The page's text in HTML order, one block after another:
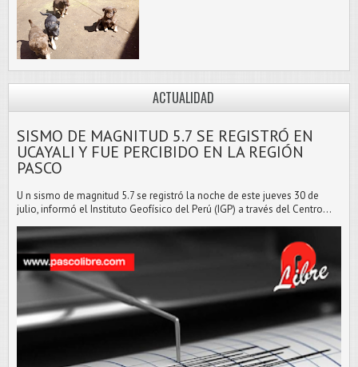
ACTUALIDAD
SISMO DE MAGNITUD 5.7 SE REGISTRÓ EN
UCAYALI Y FUE PERCIBIDO EN LA REGIÓN
PASCO
U n sismo de magnitud 5.7 se registró la noche de este jueves 30 de
julio, informó el Instituto Geofísico del Perú (IGP) a través del Centro...